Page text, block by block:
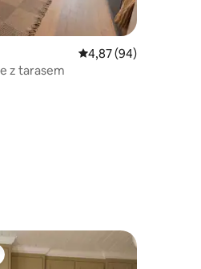
132
Średnia ocena: 4,87
4,87 (94)
z tarasem
z kategorii Wybór gości